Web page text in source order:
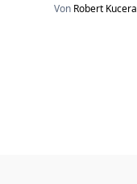
Von Robert Kucera